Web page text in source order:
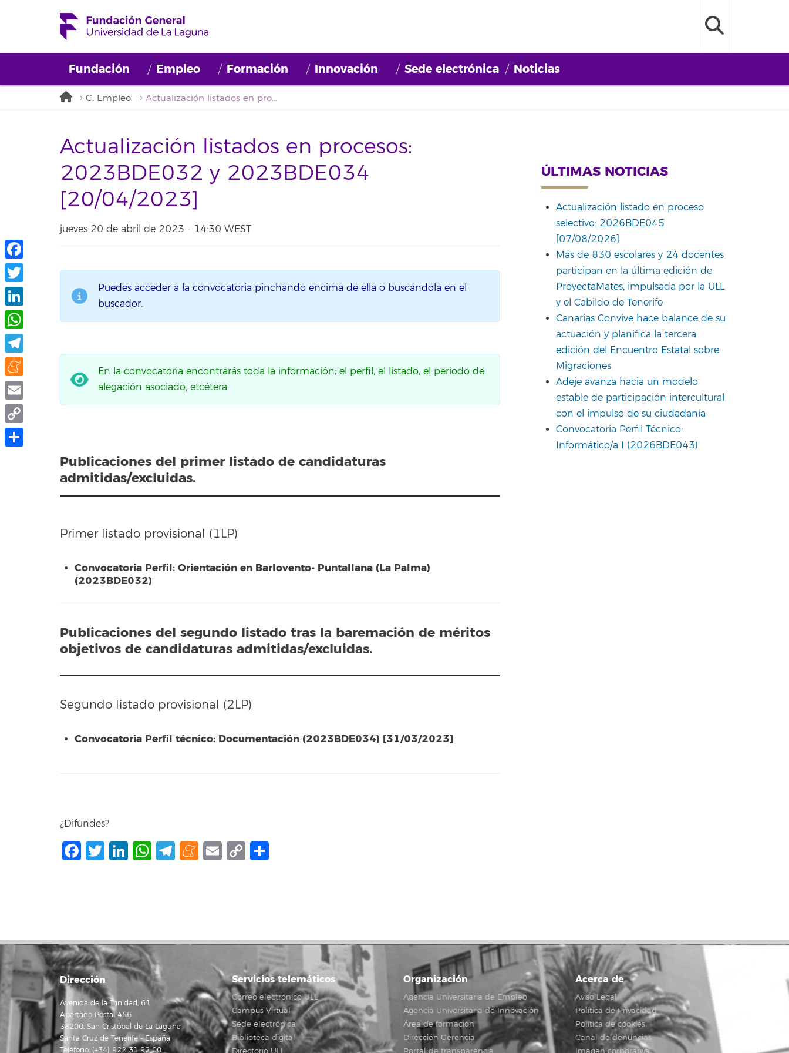
Fundación Empleo Formación Innovación Sede electrónica Noticias
C. Empleo Actualización listados en procesos: 2023BDE032 y 2023BDE034 [20/04/2023]
Actualización listados en procesos:
2023BDE032 y 2023BDE034
[20/04/2023]
jueves 20 de abril de 2023 - 14:30 WEST
Puedes acceder a la convocatoria pinchando encima de ella o buscándola en el
buscador.
En la convocatoria encontrarás toda la información; el perfil, el listado, el periodo de
alegación asociado, etcétera.
Publicaciones del primer listado de candidaturas
admitidas/excluidas.
Primer listado provisional (1LP)
Convocatoria Perfil: Orientación en Barlovento- Puntallana (La Palma)
(2023BDE032)
Publicaciones del segundo listado tras la baremación de méritos
objetivos de candidaturas admitidas/excluidas.
Segundo listado provisional (2LP)
Convocatoria Perfil técnico: Documentación (2023BDE034) [31/03/2023]
¿Difundes?
Facebook
Twitter
LinkedIn
WhatsApp
Telegram
Meneame
Email
Copy
ÚLTIMAS NOTICIAS
Actualización listado en proceso
selectivo: 2026BDE045
[07/08/2026]
Más de 830 escolares y 24 docentes
participan en la última edición de
ProyectaMates, impulsada por la ULL
y el Cabildo de Tenerife
Canarias Convive hace balance de su
actuación y planifica la tercera
edición del Encuentro Estatal sobre
Migraciones
Adeje avanza hacia un modelo
estable de participación intercultural
con el impulso de su ciudadanía
Convocatoria Perfil Técnico:
Informático/a I (2026BDE043)
Dirección
Avenida de la Trinidad, 61
Apartado Postal 456
38200, San Cristóbal de La Laguna
Santa Cruz de Tenerife - España
Teléfono: (+34) 922 31 92 00
Servicios telemáticos
Correo electrónico ULL
Campus Virtual
Sede electrónica
Biblioteca digital
Directorio ULL
Organización
Agencia Universitaria de Empleo
Agencia Universitaria de Innovación
Área de formación
Dirección Gerencia
Portal de transparencia
Acerca de
Aviso Legal
Política de Privacidad
Política de cookies
Canal de denuncias
Imagen corporativa
Facebook
Twitter
LinkedIn
WhatsApp
Telegram
Meneame
Email
Copy